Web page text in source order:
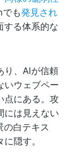
も発見され
する体系的な
り、AIが信頼
いウェブペー
点にある。攻
には見えない
の白テキス
隠す。